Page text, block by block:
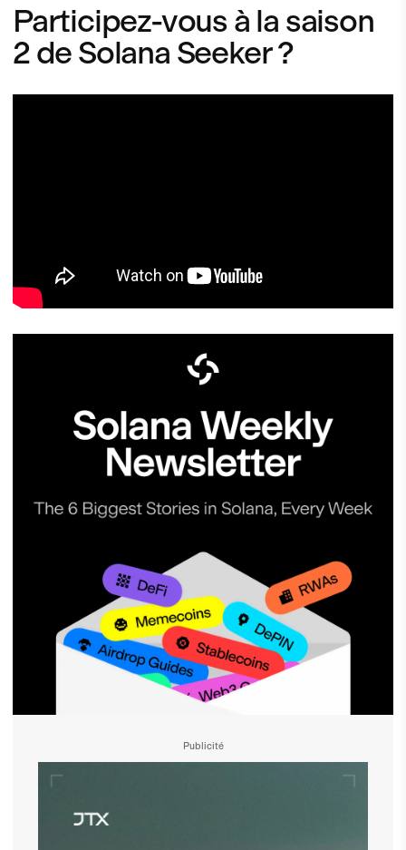
Participez-vous à la saison
2 de Solana Seeker ?
Publicité